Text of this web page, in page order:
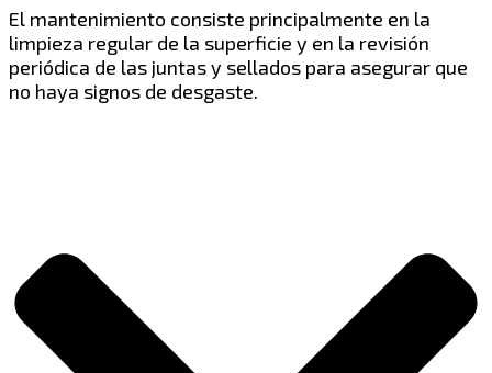
El mantenimiento consiste principalmente en la
limpieza regular de la superficie y en la revisión
periódica de las juntas y sellados para asegurar que
no haya signos de desgaste.